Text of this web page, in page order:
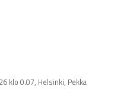
klo 0.07, Helsinki, Pekka